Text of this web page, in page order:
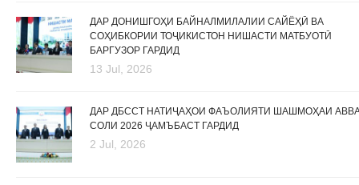
ДАР ДОНИШГОҲИ БАЙНАЛМИЛАЛИИ САЙЁҲӢ ВА
СОҲИБКОРИИ ТОҶИКИСТОН НИШАСТИ МАТБУОТӢ
БАРГУЗОР ГАРДИД
13 Jul, 2026
ДАР ДБССТ НАТИҶАҲОИ ФАЪОЛИЯТИ ШАШМОҲАИ
СОЛИ 2026 ҶАМЪБАСТ ГАРДИД
2 Jul, 2026